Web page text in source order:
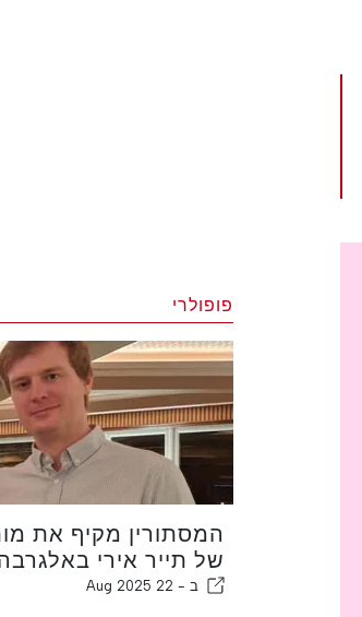
פופולרי
המסתורין מקיף את
של תייר אירי
ב - 22 Aug 2025